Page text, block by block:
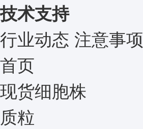
技术支持
行业动态 注意事项
首页
现货细胞株
质粒